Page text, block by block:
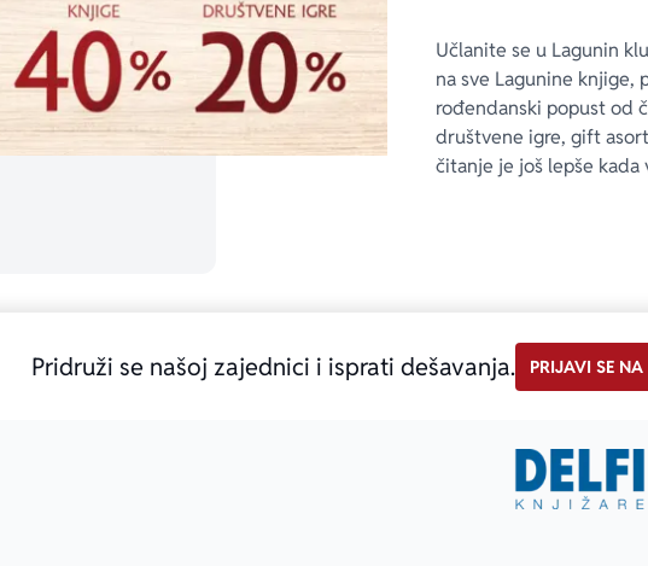
Učlanite se u Lagunin
na sve Lagunine knjige,
rođendanski popust od
društvene igre, gift
čitanje je još lepše kada
Pridruži se našoj zajednici i isprati dešavanja. PRIJAVI SE NA